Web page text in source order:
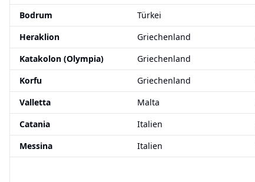
Bodrum
Türkei
Heraklion
Griechenland
Katakolon (Olympia)
Griechenland
Korfu
Griechenland
Valletta
Malta
Catania
Italien
Messina
Italien